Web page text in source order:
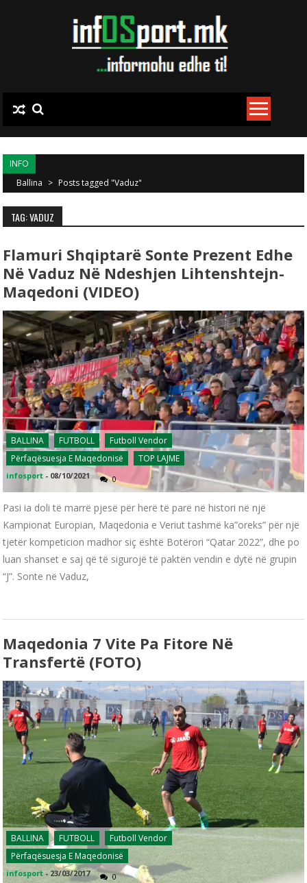
INFO
Ballina > Posts tagged "Vaduz"
TAG: VADUZ
Flamuri Shqiptarë Sonte Prezent Edhe
Në Vaduz Në Ndeshjen Lihtenshtejn-
Maqedoni (VIDEO)
BALLINA FUTBOLL
Futboll Vendor
Përfaqësuesja E Maqedonisë
TOP LAJME
infosport - 08/10/2021 0
Pasi ia doli të marrë pjesë për herë të parë në histori në një
Kampionat Europian, Maqedonia e Veriut tashmë ka”oreks” për një
tjetër kompeticion madhor siç është Botërori “Qatar 2022”, dhe po
luan shanset e saj që të sigurojë të paktën vendin e dytë në grupin
“J”. Sonte në Vaduz,
Maqedonia 7 Vite Pa Fitore Në
Transfertë (FOTO)
BALLINA FUTBOLL
Futboll Vendor
Përfaqësuesja E Maqedonisë
infosport - 23/03/2017 0